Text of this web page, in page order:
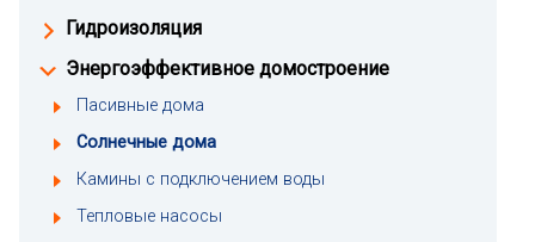
Гидроизоляция
Энергоэффективное домостроение
Пасивные дома
Солнечные дома
Камины с подключением воды
Тепловые насосы